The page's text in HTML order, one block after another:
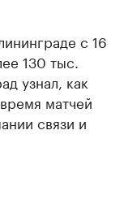
с 16
130 тыс.
узнал, как
матчей
связи и